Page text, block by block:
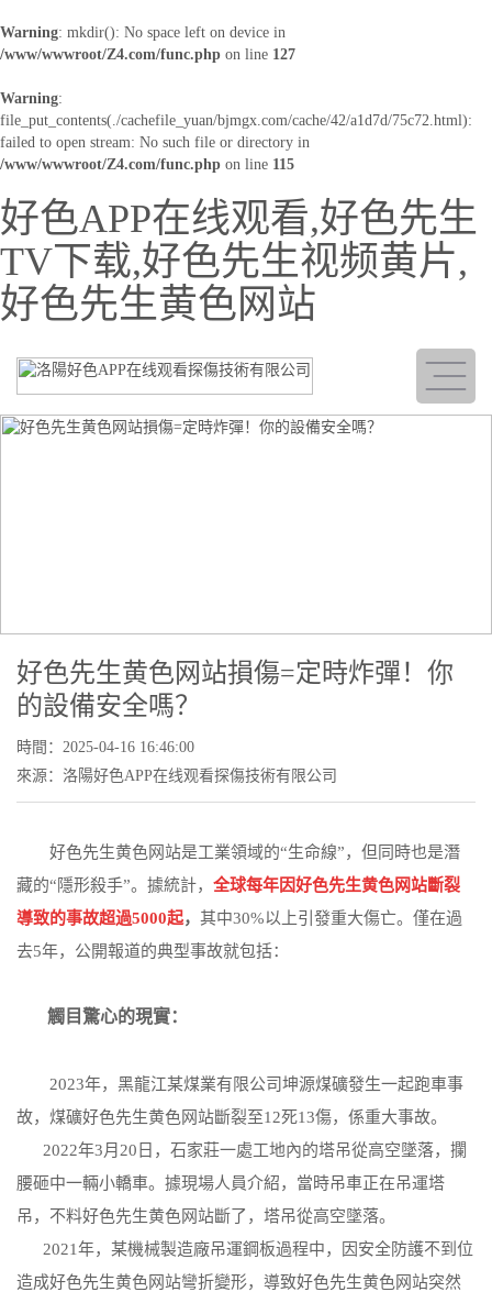
Warning: mkdir(): No space left on device in
/www/wwwroot/Z4.com/func.php on line 127
Warning:
file_put_contents(./cachefile_yuan/bjmgx.com/cache/42/a1d7d/75c72.html):
failed to open stream: No such file or directory in
/www/wwwroot/Z4.com/func.php on line 115
好色APP在线观看,好色先生
TV下载,好色先生视频黄片,
好色先生黄色网站
好色先生黄色网站損傷=定時炸彈！你
的設備安全嗎？
時間：2025-04-16 16:46:00
來源：洛陽好色APP在线观看探傷技術有限公司
好色先生黄色网站是工業領域的“生命線”，但同時也是潛
藏的“隱形殺手”。據統計， 全球每年因好色先生黄色网站斷裂
導致的事故超過5000起， 其中30%以上引發重大傷亡。僅在過
去5年，公開報道的典型事故就包括：
觸目驚心的現實：
2023年，黑龍江某煤業有限公司坤源煤礦發生一起跑車事
故，煤礦好色先生黄色网站斷裂至12死13傷，係重大事故。
2022年3月20日，石家莊一處工地內的塔吊從高空墜落，攔
腰砸中一輛小轎車。據現場人員介紹，當時吊車正在吊運塔
吊，不料好色先生黄色网站斷了，塔吊從高空墜落。
2021年，某機械製造廠吊運鋼板過程中，因安全防護不到位
造成好色先生黄色网站彎折變形，導致好色先生黄色网站突然